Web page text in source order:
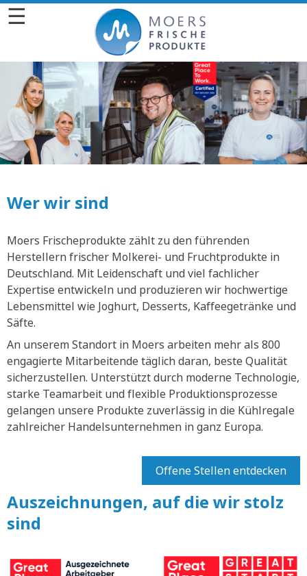
☰
Wer wir sind
Moers Frischeprodukte zählt zu den führenden
Herstellern frischer Molkerei- und Fruchtprodukte in
Deutschland. Mit Leidenschaft und viel fachlicher
Expertise entwickeln und produzieren wir hochwertige
Lebensmittel wie Joghurt, Desserts, Kaffeegetränke und
Säfte.
An unserem Standort in Moers arbeiten mehr als 800
engagierte Mitarbeitende täglich daran, beste Qualität
sicherzustellen. Unterstützt durch moderne Technologie,
starke Teamarbeit und flexible Produktionsprozesse
gelangen unsere Produkte zuverlässig in die Kühlregale
zahlreicher Handelsunternehmen in ganz Europa.
Offene Stellen entdecken
Auszeichnungen, auf die wir stolz
sind